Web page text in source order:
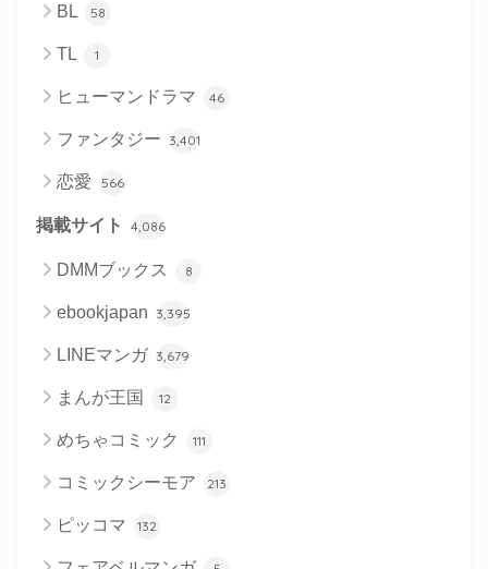
BL 58
TL 1
ヒューマンドラマ 46
ファンタジー 3,401
恋愛 566
掲載サイト 4,086
DMMブックス 8
ebookjapan 3,395
LINEマンガ 3,679
まんが王国 12
めちゃコミック 111
コミックシーモア 213
ピッコマ 132